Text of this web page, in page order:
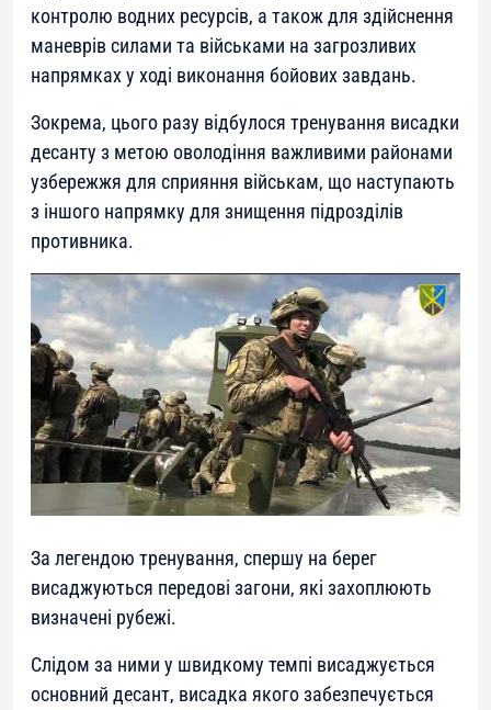
контролю водних ресурсів, а також для здійснення
маневрів силами та військами на загрозливих
напрямках у ході виконання бойових завдань.
Зокрема, цього разу відбулося тренування висадки
десанту з метою оволодіння важливими районами
узбережжя для сприяння військам, що наступають
з іншого напрямку для знищення підрозділів
противника.
За легендою тренування, спершу на берег
висаджуються передові загони, які захоплюють
визначені рубежі.
Слідом за ними у швидкому темпі висаджується
основний десант, висадка якого забезпечується